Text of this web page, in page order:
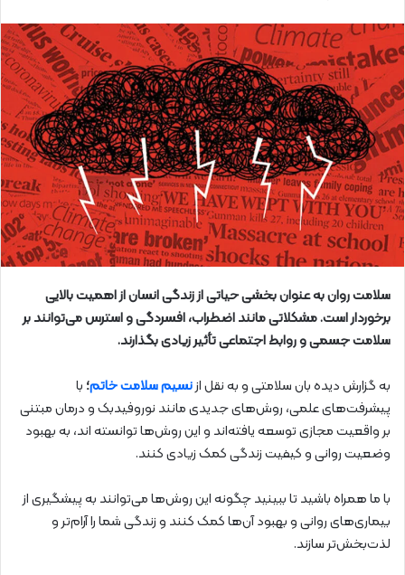
سلامت روان به عنوان بخشی حیاتی از زندگی انسان از اهمیت بالایی
برخوردار است. مشکلاتی مانند اضطراب، افسردگی و استرس می‌توانند بر
سلامت جسمی و روابط اجتماعی تأثیر زیادی بگذارند.
به گزارش دیده بان سلامتی و به نقل ازنسیم سلامت خاتم؛ با
پیشرفت‌های علمی، روش‌های جدیدی مانند نوروفیدبک و درمان مبتنی
بر واقعیت مجازی توسعه یافته‌اند و این روش‌ها توانسته اند، به بهبود
وضعیت روانی و کیفیت زندگی کمک زیادی کنند.
با ما همراه باشید تا ببینید چگونه این روش‌ها می‌توانند به پیشگیری از
بیماری‌های روانی و بهبود آن‌ها کمک کنند و زندگی شما را آرام‌تر و
لذت‌بخش‌تر سازند.